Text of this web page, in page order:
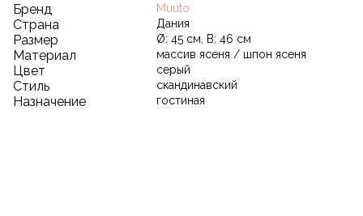
Бренд Muuto
Страна Дания
Размер Ø: 45 см, В: 46 см
Материал массив ясеня / шпон ясеня
Цвет серый
Стиль скандинавский
Назначение гостиная